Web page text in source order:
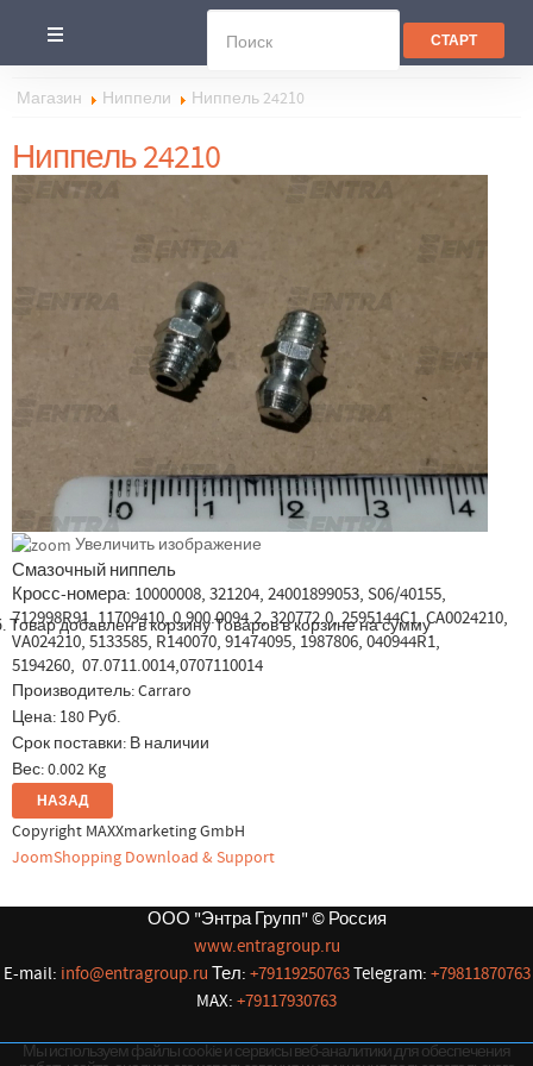
Товар добавлен в корзинуТоваров в корзине на сумму
Магазин Ниппели Ниппель 24210
Ниппель 24210
Увеличить изображение
Смазочный ниппель
Кросс-номера: 10000008, 321204, 24001899053, S06/40155,
712998R91, 11709410, 0.900.0094.2, 320772.0, 2595144C1, CA0024210,
VA024210, 5133585, R140070, 91474095, 1987806, 040944R1,
5194260, 07.0711.0014,0707110014
Производитель:Carraro
Цена: 180 Руб.
Срок поставки: В наличии
Вес:0.002 Kg
Copyright MAXXmarketing GmbH
JoomShopping Download & Support
ООО "Энтра Групп" © Россия
www.entragroup.ru
E-mail: info@entragroup.ru Тел: +79119250763Telegram: +79811870763
MAX: +79117930763
Мы используем файлы cookie и сервисы веб-аналитики для обеспечения